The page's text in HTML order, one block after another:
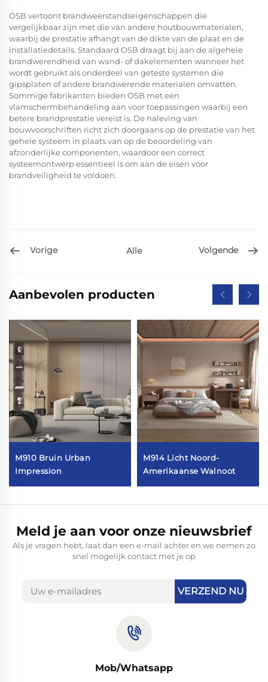
OSB vertoont brandweerstandseigenschappen die
vergelijkbaar zijn met die van andere houtbouwmaterialen,
waarbij de prestatie afhangt van de dikte van de plaat en de
installatiedetails. Standaard OSB draagt bij aan de algehele
brandwerendheid van wand- of dakelementen wanneer het
wordt gebruikt als onderdeel van geteste systemen die
gipsplaten of andere brandwerende materialen omvatten.
Sommige fabrikanten bieden OSB met een
vlamschermbehandeling aan voor toepassingen waarbij een
betere brandprestatie vereist is. De naleving van
bouwvoorschriften richt zich doorgaans op de prestatie van het
gehele systeem in plaats van op de beoordeling van
afzonderlijke componenten, waardoor een correct
systeemontwerp essentieel is om aan de eisen voor
brandveiligheid te voldoen.
Vorige Alle Volgende
Aanbevolen producten
M910 Bruin Urban
Impression
M914 Licht Noord-
Amerikaanse Walnoot
Meld je aan voor onze nieuwsbrief
Als je vragen hebt, laat dan een e-mail achter en we nemen zo
snel mogelijk contact met je op
VERZEND NU
Mob/Whatsapp